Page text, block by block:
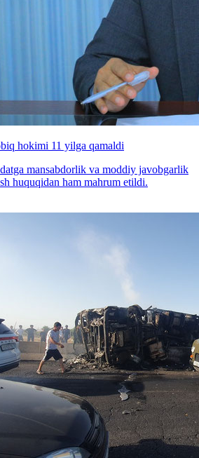
hokimi 11 yilga qamaldi
mansabdorlik va moddiy javobgarlik
huquqidan ham mahrum etildi.